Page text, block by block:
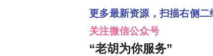
更多最新资源，扫描右侧二
关注微信公众号
“老胡为你服务”